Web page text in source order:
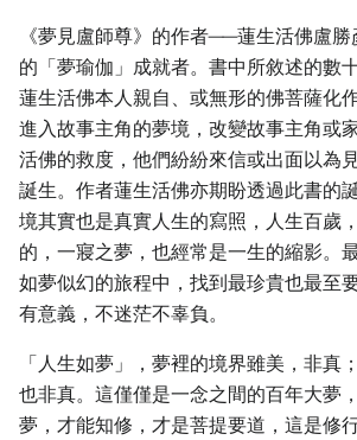
《夢見盧師尊》的作者──蓮生活佛盧
的「夢瑜伽」成就者。書中所敘述的數
蓮生活佛本人親自、或無形的佛菩薩化
進入故事主角的夢境，改變故事主角或
活佛的救度，他們紛紛來信或出面以為
誕生。作者蓮生活佛亦期盼透過此書的
境其實也是真實人生的寫照，人生百歲
的，一寢之夢，也經常是一生的縮影。
如夢似幻的旅程中，找到最珍貴也最至
有意義，不迷茫不辜負。
「人生如夢」，夢裡的境界雖美，非真
也非真。這僅僅是一念之間的百年大夢
夢，才能知修，才是菩提要道，這是修